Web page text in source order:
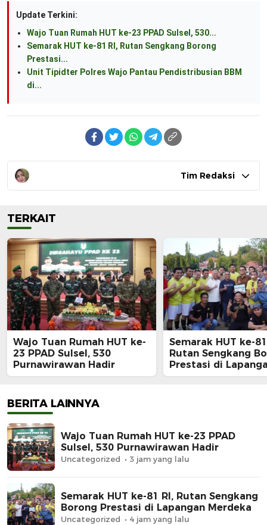
Update Terkini:
Wajo Tuan Rumah HUT ke-23 PPAD Sulsel, 530...
Semarak HUT ke-81 RI, Rutan Sengkang Borong
Prestasi...
Unit Tipidter Polres Wajo Pantau Pendistribusian BBM
di...
Tim Redaksi
TERKAIT
Wajo Tuan Rumah HUT ke-
23 PPAD Sulsel, 530
Purnawirawan Hadir
Semarak HUT ke-
Rutan Sengkang
Prestasi di
Merdeka
BERITA LAINNYA
Wajo Tuan Rumah HUT ke-23 PPAD
Sulsel, 530 Purnawirawan Hadir
Uncategorized 3 jam yang lalu
Semarak HUT ke-81 RI, Rutan Sengkang
Borong Prestasi di Lapangan Merdeka
Uncategorized 4 jam yang lalu